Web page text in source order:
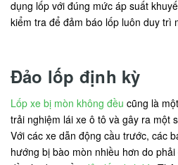
dụng lốp với đúng mức áp suất
kiểm tra để đảm báo lốp luôn duy trì
Đảo lốp định kỳ
Lốp xe bị mòn không đều cũng là
trải nghiệm lái xe ô tô và gây ra một
Với các xe dẫn động cầu trước, các
hướng bị bào mòn nhiều hơn do